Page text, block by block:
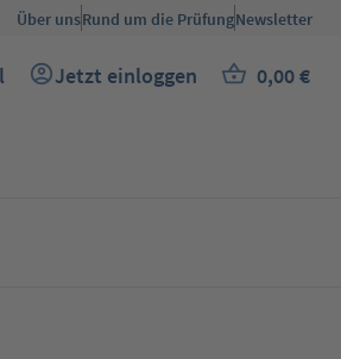
Über unsRund um die PrüfungNewsletter
0 Produkte auf dem Merkzettel
Jetzt einloggen 0,00 €